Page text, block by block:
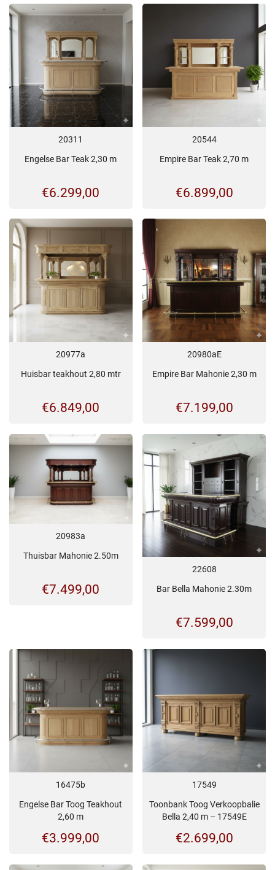
20311
Engelse Bar Teak 2,30 m
€6.299,00
20544
Empire Bar Teak 2,70 m
€6.899,00
20977a
Huisbar teakhout 2,80 mtr
€6.849,00
20980aE
Empire Bar Mahonie 2,30 m
€7.199,00
20983a
Thuisbar Mahonie 2.50m
€7.499,00
22608
Bar Bella Mahonie 2.30m
€7.599,00
16475b
Engelse Bar Toog Teakhout
2,60 m
€3.999,00
17549
Toonbank Toog Verkoopbalie
Bella 2,40 m – 17549E
€2.699,00